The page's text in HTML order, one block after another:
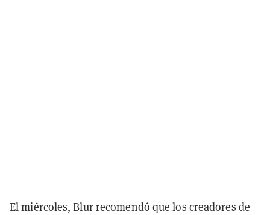
El miércoles, Blur recomendó que los creadores de